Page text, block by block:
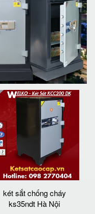
két sắt chống cháy
ks35ndt Hà Nội